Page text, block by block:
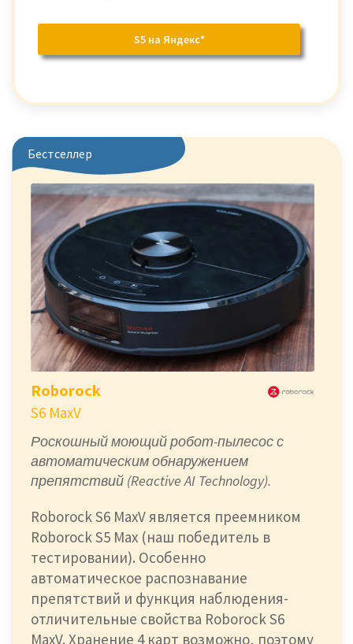
S5 на Яндекс*
Бестселлер
Roborock
S6 MaxV
Роскошный моющий робот-пылесос с
автоматическим обнаружением
препятствий (Reactive AI Technology).
Roborock S6 MaxV является преемником
Roborock S5 Max (наш победитель в
тестировании). Особенно
автоматическое распознавание
препятствий и функция наблюдения-
отличительные свойства Roborock S6
MaxV. Хранение 4 карт возможно, поэтому